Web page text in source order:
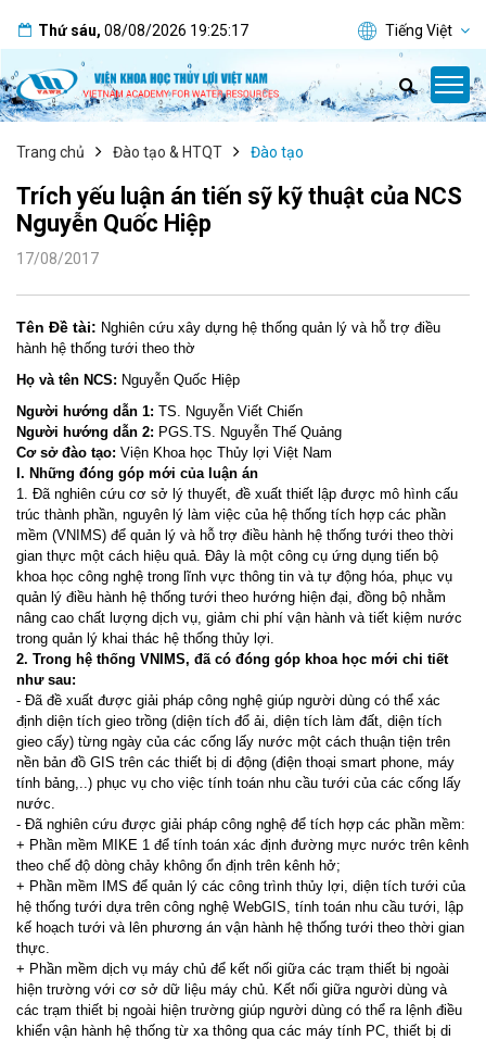
Thứ sáu, 08/08/2026 19:25:17 Tiếng Việt
Trang chủ Đào tạo & HTQT Đào tạo
Trích yếu luận án tiến sỹ kỹ thuật của NCS
Nguyễn Quốc Hiệp
17/08/2017
Tên Đề tài: Nghiên cứu xây dựng hệ thống quản lý và hỗ trợ điều
hành hệ thống tưới theo thờ
Họ và tên NCS: Nguyễn Quốc Hiệp
Người hướng dẫn 1: TS. Nguyễn Viết Chiến
Người hướng dẫn 2: PGS.TS. Nguyễn Thế Quảng
Cơ sở đào tạo: Viện Khoa học Thủy lợi Việt Nam
I. Những đóng góp mới của luận án
1. Đã nghiên cứu cơ sở lý thuyết, đề xuất thiết lập được mô hình cấu
trúc thành phần, nguyên lý làm việc của hệ thống tích hợp các phần
mềm (VNIMS) để quản lý và hỗ trợ điều hành hệ thống tưới theo thời
gian thực một cách hiệu quả. Đây là một công cụ ứng dụng tiến bộ
khoa học công nghệ trong lĩnh vực thông tin và tự động hóa, phục vụ
quản lý điều hành hệ thống tưới theo hướng hiện đại, đồng bộ nhằm
nâng cao chất lượng dịch vụ, giảm chi phí vận hành và tiết kiệm nước
trong quản lý khai thác hệ thống thủy lợi.
2. Trong hệ thống VNIMS, đã có đóng góp khoa học mới chi tiết
như sau:
- Đã đề xuất được giải pháp công nghệ giúp người dùng có thể xác
định diện tích gieo trồng (diện tích đổ ải, diện tích làm đất, diện tích
gieo cấy) từng ngày của các cống lấy nước một cách thuận tiện trên
nền bản đồ GIS trên các thiết bị di động (điện thoại smart phone, máy
tính bảng,..) phục vụ cho việc tính toán nhu cầu tưới của các cống lấy
nước.
- Đã nghiên cứu được giải pháp công nghệ để tích hợp các phần mềm:
+ Phần mềm MIKE 1 để tính toán xác định đường mực nước trên kênh
theo chế độ dòng chảy không ổn định trên kênh hở;
+ Phần mềm IMS để quản lý các công trình thủy lợi, diện tích tưới của
hệ thống tưới dựa trên công nghệ WebGIS, tính toán nhu cầu tưới, lập
kế hoạch tưới và lên phương án vận hành hệ thống tưới theo thời gian
thực.
+ Phần mềm dịch vụ máy chủ để kết nối giữa các trạm thiết bị ngoài
hiện trường với cơ sở dữ liệu máy chủ . Kết nối giữa người dùng và
các trạm thiết bị ngoài hiện trường giúp người dùng có thể ra lệnh điều
khiển vận hành hệ thống từ xa thông qua các máy tính PC, thiết bị di